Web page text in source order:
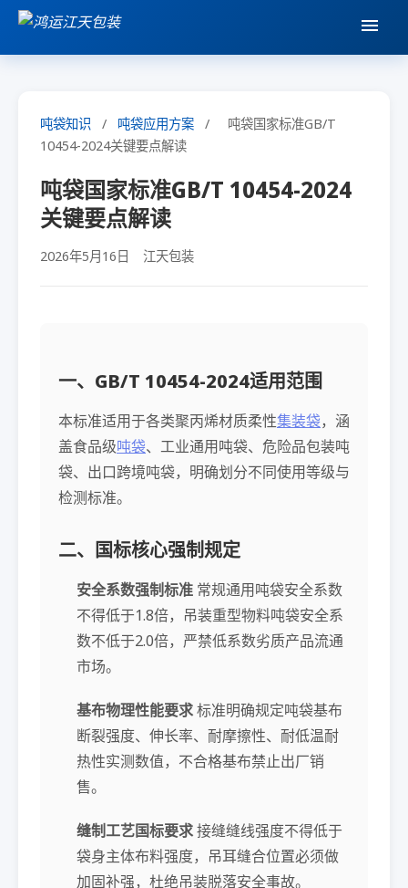
吨袋知识 / 吨袋应用方案 /
吨袋国家标准GB/T
10454-2024关键要点解读
吨袋国家标准GB/T 10454-2024
关键要点解读
2026年5月16日 江天包装
一、GB/T 10454-2024适用范围
本标准适用于各类聚丙烯材质柔性集装袋，涵
盖食品级吨袋、工业通用吨袋、危险品包装吨
袋、出口跨境吨袋，明确划分不同使用等级与
检测标准。
二、国标核心强制规定
安全系数强制标准 常规通用吨袋安全系数
不得低于1.8倍，吊装重型物料吨袋安全系
数不低于2.0倍，严禁低系数劣质产品流通
市场。
基布物理性能要求标准明确规定吨袋基布
断裂强度、伸长率、耐摩擦性、耐低温耐
热性实测数值，不合格基布禁止出厂销
售。
缝制工艺国标要求接缝缝线强度不得低于
袋身主体布料强度，吊耳缝合位置必须做
加固补强，杜绝吊装脱落安全事故。